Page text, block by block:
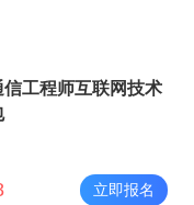
信工程师互联网技术
立即报名